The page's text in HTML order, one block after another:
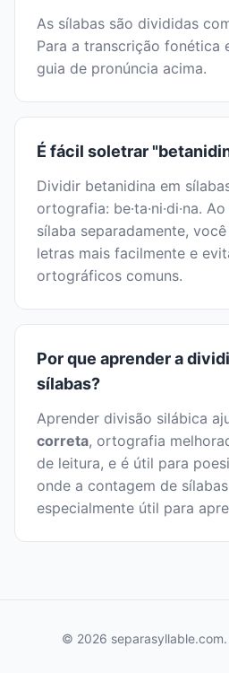
As sílabas são divididas
Para a transcrição fonética
guia de pronúncia acima.
É fácil soletrar
Dividir betanidina em
ortografia: be·ta·ni·di·na.
sílaba separadamente,
letras mais facilmente e
ortográficos comuns.
Por que aprender a
sílabas?
Aprender divisão silábica
correta, ortografia
de leitura, e é útil para
onde a contagem de
especialmente útil para
© 2026